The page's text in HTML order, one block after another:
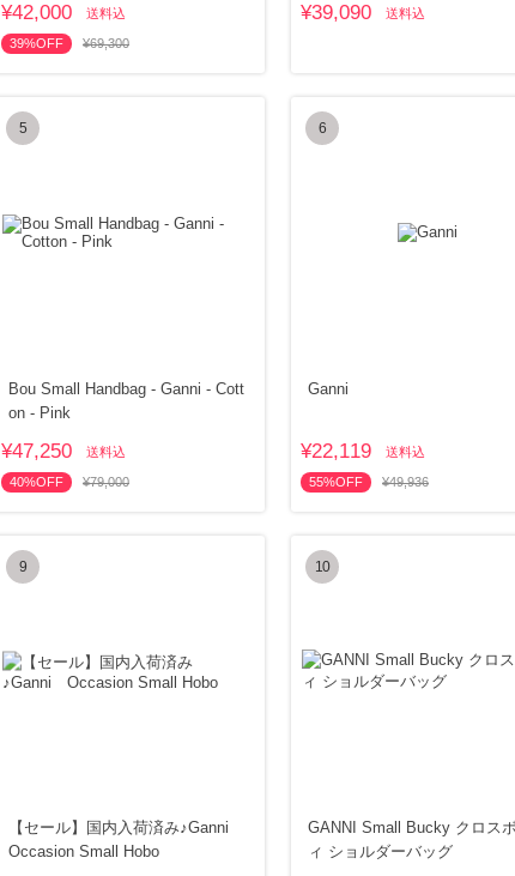
¥42,000 送料込
39%OFF ¥69,300
¥39,090 送料込
5
Bou Small Handbag - Ganni - Cott
on - Pink
¥47,250 送料込
40%OFF ¥79,000
6
Ganni
¥22,119 送料込
55%OFF ¥49,936
9
【セール】国内入荷済み♪Ganni
Occasion Small Hobo
10
GANNI Small Bucky クロスボデ
ィ ショルダーバッグ